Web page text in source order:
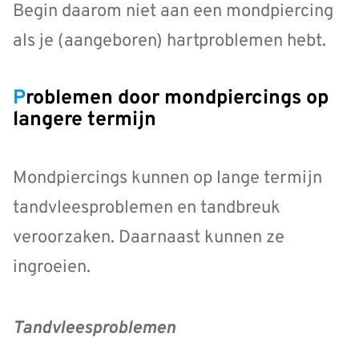
Begin daarom niet aan een mondpiercing
als je (aangeboren) hartproblemen hebt.
Problemen door mondpiercings op
langere termijn
Mondpiercings kunnen op lange termijn
tandvleesproblemen en tandbreuk
veroorzaken. Daarnaast kunnen ze
ingroeien.
Tandvleesproblemen